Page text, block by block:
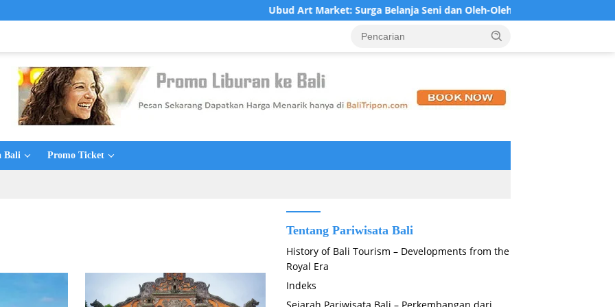
Ubud Art Market: Surga Belanja Seni dan Oleh-Oleh Khas Bali di Jantung Ubud
Bali Promo Ticket
Tentang Pariwisata Bali
History of Bali Tourism – Developments from the
Royal Era
Indeks